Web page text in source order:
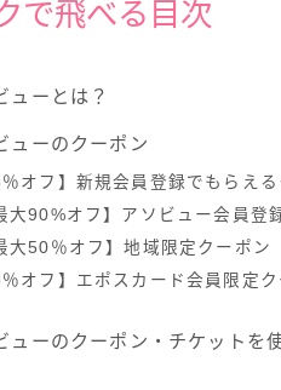
で飛べる目次
ューとは？
ューのクーポン
％オフ】新規会員登録でもらえ
大90%オフ】アソビュー会員登
大50％オフ】地域限定クーポン
％オフ】エポスカード会員限定ク
ューのクーポン・チケットを